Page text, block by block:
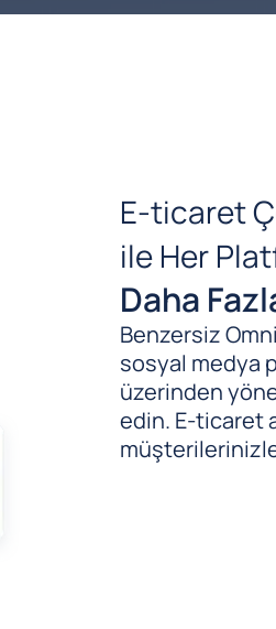
E-ticaret
ile Her
Daha
Benzersiz
sosyal medya
üzerinden
edin. E-ticaret